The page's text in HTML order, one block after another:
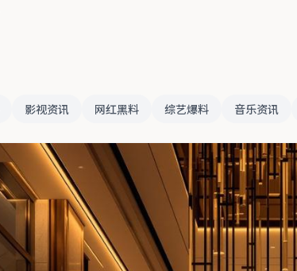
影视资讯 网红黑料 综艺爆料 音乐资讯